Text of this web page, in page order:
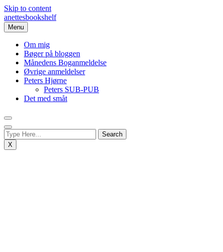
Skip to content
anettesbookshelf
Menu
Om mig
Bøger på bloggen
Månedens Boganmeldelse
Øvrige anmeldelser
Peters Hjørne
Peters SUB-PUB
Det med småt
X